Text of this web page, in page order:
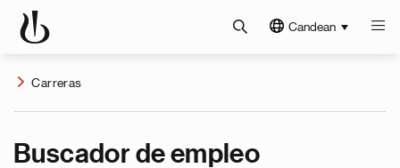
Candean
Carreras
Buscador de empleo